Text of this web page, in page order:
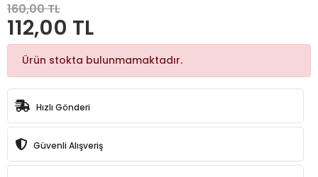
160,00 TL
112,00 TL
Ürün stokta bulunmamaktadır.
Hızlı Gönderi
Güvenli Alışveriş